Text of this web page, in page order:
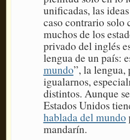
unificadas, las
caso contrario solo
muchos de los
privado del inglés
lengua de un país:
mundo”, la lengua,
igualarnos,
distintos. Aunque
Estados Unidos
hablada del mundo
mandarín.